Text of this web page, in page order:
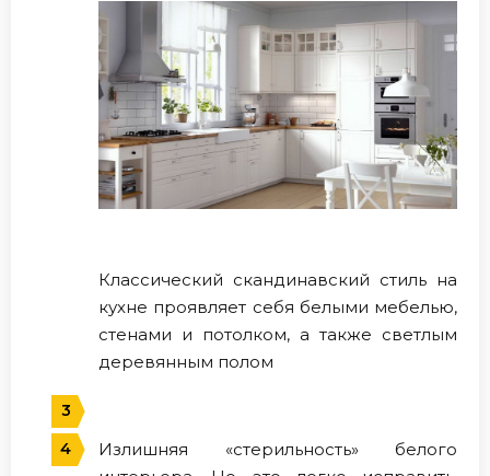
Классический скандинавский стиль на
кухне проявляет себя белыми мебелью,
стенами и потолком, а также светлым
деревянным полом
Излишняя «стерильность» белого